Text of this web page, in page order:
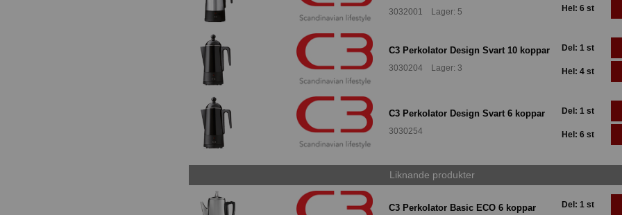
3032001 Lager: 5 Hel: 6 st
C3 Perkolator Design Svart 10 koppar
3030204 Lager: 3
Del: 1 st
Hel: 4 st
C3 Perkolator Design Svart 6 koppar
3030254
Del: 1 st
Hel: 6 st
Liknande produkter
C3 Perkolator Basic ECO 6 koppar Del: 1 st